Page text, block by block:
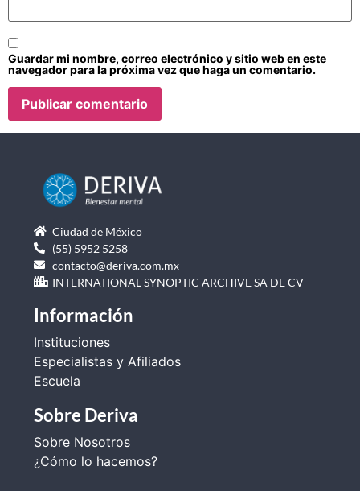
Guardar mi nombre, correo electrónico y sitio web en este
navegador para la próxima vez que haga un comentario.
Ciudad de México
(55) 5952 5258
contacto@deriva.com.mx
INTERNATIONAL SYNOPTIC ARCHIVE SA DE CV
Información
Instituciones
Especialistas y Afiliados
Escuela
Sobre Deriva
Sobre Nosotros
¿Cómo lo hacemos?